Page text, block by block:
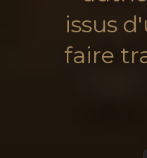
issus
faire